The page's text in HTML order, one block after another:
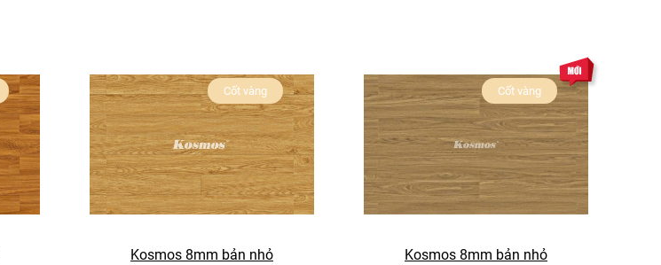
Cốt vàng
Kosmos 8mm bản nhỏ
Cốt vàng
Kosmos 8mm bản nhỏ